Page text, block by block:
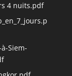
4 nuits.pdf
à-Siem-